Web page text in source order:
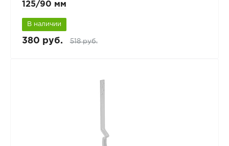
125/90 мм
В наличии
380 руб. 518 руб.